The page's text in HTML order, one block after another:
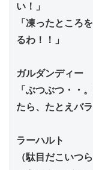
い！」
「凍ったところ
るわ！！」
ガルダンディー
「ぶつぶつ・・
たら、たとえバ
ラーハルト
（駄目だこいつ